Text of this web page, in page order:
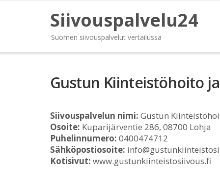
Siivouspalvelu24
Suomen siivouspalvelut vertailussa
Gustun Kiinteistöhoito
Siivouspalvelun nimi: Gustun
Osoite: Kuparijärventie 286, 08700 Lohja
Puhelinnumero: 0400474712
Sähköpostiosoite:
Kotisivut: www.gustunkiinteistosiivous.fi